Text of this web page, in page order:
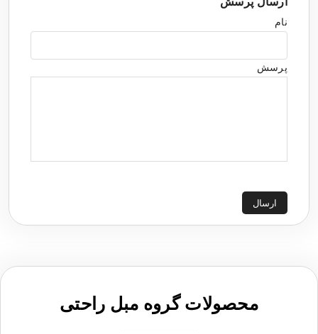
نام
پرسش
ارسال
محصولات گروه مبل راحتی